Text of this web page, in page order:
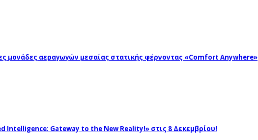
μονάδες αεραγωγών μεσαίας στατικής φέρνοντας «Comfort Anywhere»
Intelligence: Gateway to the New Reality!» στις 8 Δεκεμβρίου!